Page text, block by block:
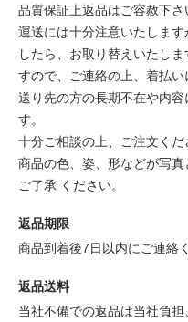
品質保証上返品はご容赦下さ
運送には十分注意いたしま
したら、お取り替えいたし
すので、ご連絡の上、着払い
送り先の方の長期不在や内
す。
十分ご相談の上、ご注文くだ
商品の色、姿、形などが写真
ご了承 ください。
返品期限
商品到着後7日以内にご連絡
返品送料
当社不備での返品は当社負担